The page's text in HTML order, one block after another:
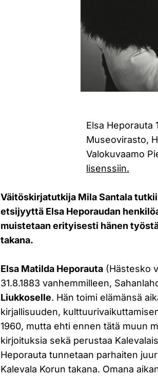
Elsa Heporauta
Museovirasto,
Valokuvaamo
lisenssiin.
Väitöskirjatutkija Mila Santala
etsijyyttä Elsa Heporaudan
muistetaan erityisesti hänen
takana.
Elsa Matilda Heporauta (Hästesko
31.8.1883 vanhemmilleen,
Liukkoselle. Hän toimi elämänsä
kirjallisuuden,
1960, mutta ehti ennen tätä muun
kirjoituksia sekä perustaa
Heporauta tunnetaan parhaiten
Kalevala Korun takana. Omana